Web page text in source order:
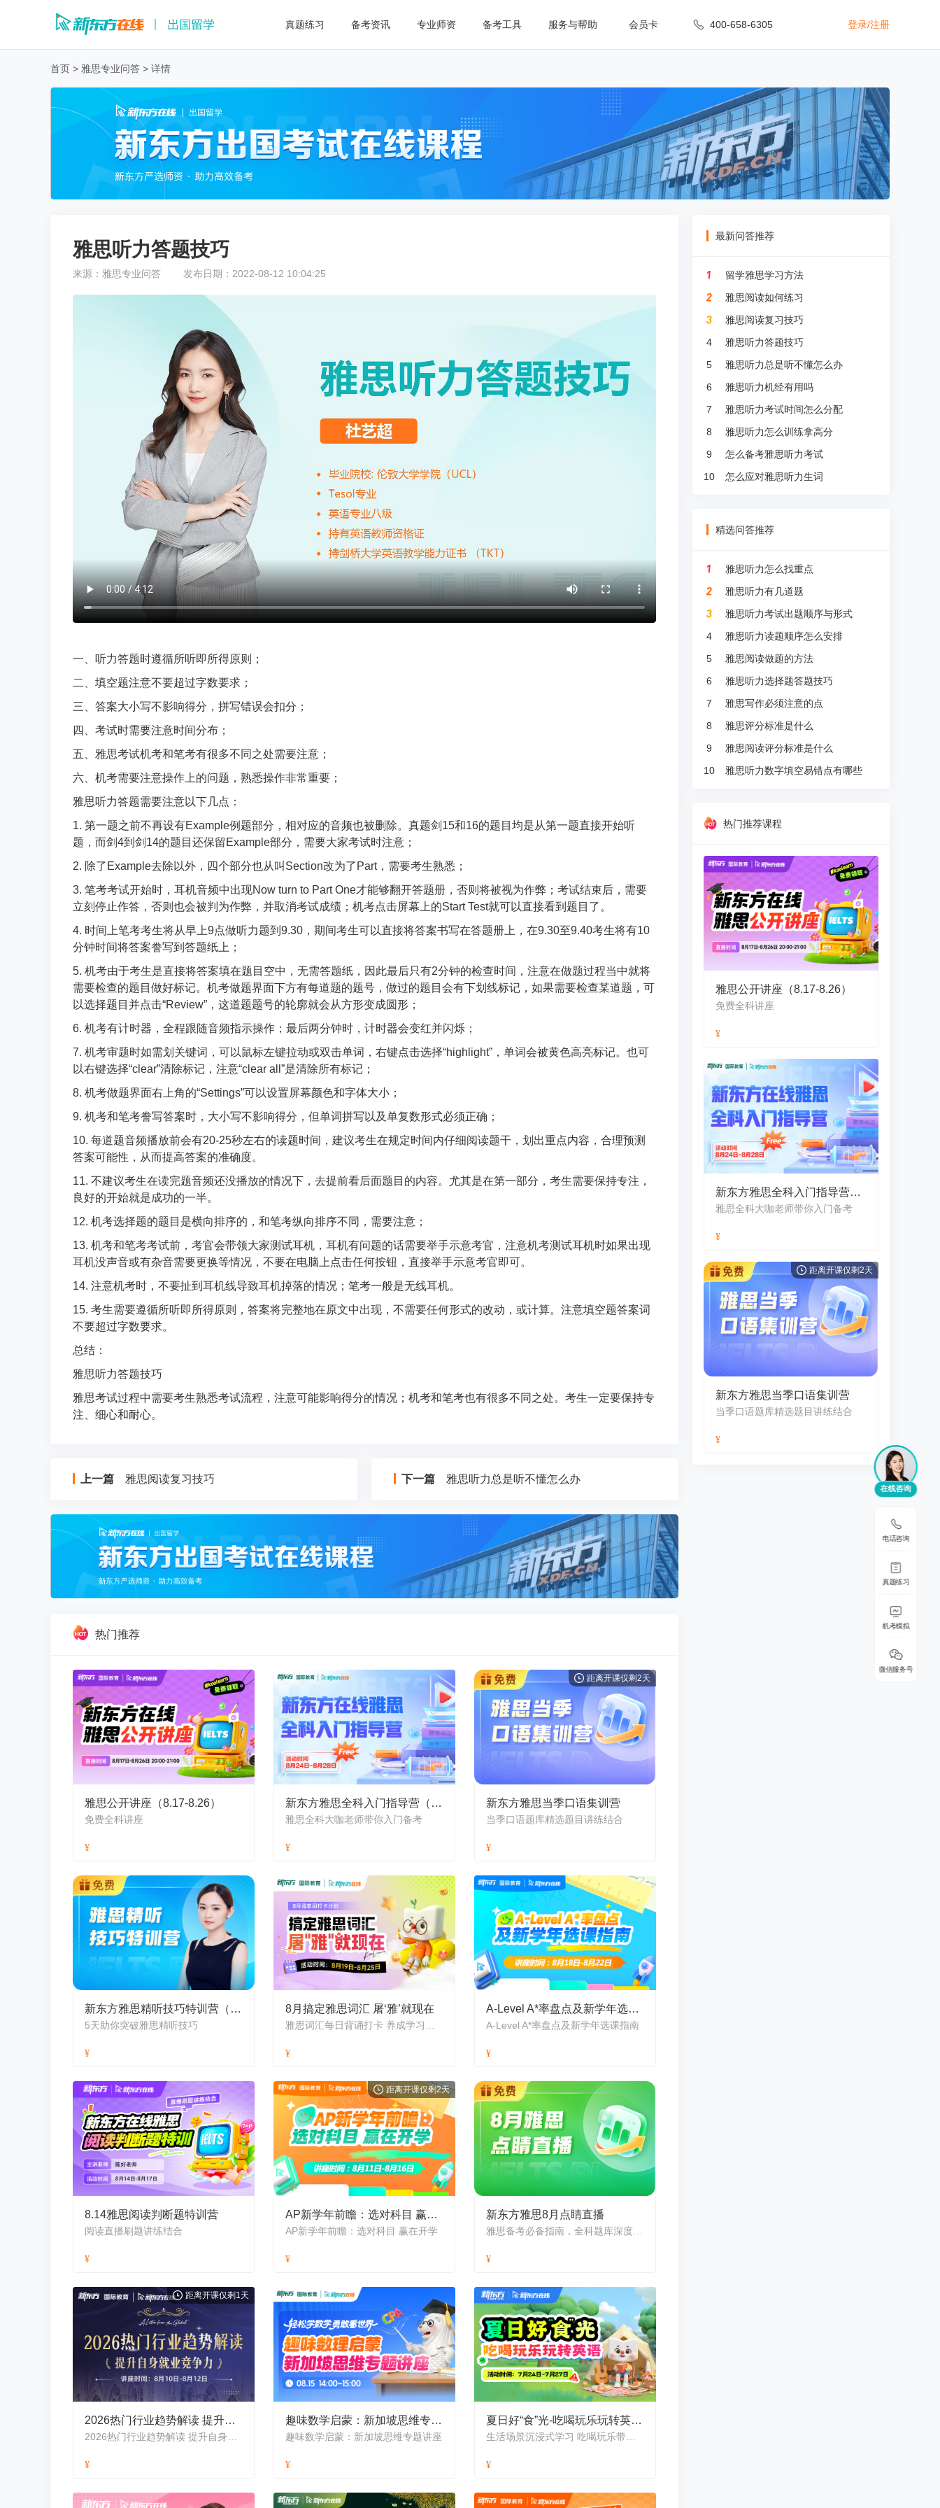
真题练习 备考资讯 专业师资 备考工具 服务与帮助 会员卡 400-658-6305 登录/注册
首页 > 雅思专业问答 > 详情
雅思听力答题技巧
来源： 雅思专业问答 发布日期： 2022-08-12 10:04:25
一、听力答题时遵循所听即所得原则；
二、填空题注意不要超过字数要求；
三、答案大小写不影响得分，拼写错误会扣分；
四、考试时需要注意时间分布；
五、雅思考试机考和笔考有很多不同之处需要注意；
六、机考需要注意操作上的问题，熟悉操作非常重要；
雅思听力答题需要注意以下几点：
1. 第一题之前不再设有Example例题部分，相对应的音频也被删除。真题剑15和16的题目均是从第一题直接开始听
题，而剑4到剑14的题目还保留Example部分，需要大家考试时注意；
2. 除了Example去除以外，四个部分也从叫Section改为了Part，需要考生熟悉；
3. 笔考考试开始时，耳机音频中出现Now turn to Part One才能够翻开答题册，否则将被视为作弊；考试结束后，需要
立刻停止作答，否则也会被判为作弊，并取消考试成绩；机考点击屏幕上的Start Test就可以直接看到题目了。
4. 时间上笔考考生将从早上9点做听力题到9.30，期间考生可以直接将答案书写在答题册上，在9.30至9.40考生将有10
分钟时间将答案誊写到答题纸上；
5. 机考由于考生是直接将答案填在题目空中，无需答题纸，因此最后只有2分钟的检查时间，注意在做题过程当中就将
需要检查的题目做好标记。机考做题界面下方有每道题的题号，做过的题目会有下划线标记，如果需要检查某道题，可
以选择题目并点击“Review”，这道题题号的轮廓就会从方形变成圆形；
6. 机考有计时器，全程跟随音频指示操作；最后两分钟时，计时器会变红并闪烁；
7. 机考审题时如需划关键词，可以鼠标左键拉动或双击单词，右键点击选择“highlight”，单词会被黄色高亮标记。也可
以右键选择“clear”清除标记，注意“clear all”是清除所有标记；
8. 机考做题界面右上角的“Settings”可以设置屏幕颜色和字体大小；
9. 机考和笔考誊写答案时，大小写不影响得分，但单词拼写以及单复数形式必须正确；
10. 每道题音频播放前会有20-25秒左右的读题时间，建议考生在规定时间内仔细阅读题干，划出重点内容，合理预测
答案可能性，从而提高答案的准确度。
11. 不建议考生在读完题音频还没播放的情况下，去提前看后面题目的内容。尤其是在第一部分，考生需要保持专注，
良好的开始就是成功的一半。
12. 机考选择题的题目是横向排序的，和笔考纵向排序不同，需要注意；
13. 机考和笔考考试前，考官会带领大家测试耳机，耳机有问题的话需要举手示意考官，注意机考测试耳机时如果出现
耳机没声音或有杂音需要更换等情况，不要在电脑上点击任何按钮，直接举手示意考官即可。
14. 注意机考时，不要扯到耳机线导致耳机掉落的情况；笔考一般是无线耳机。
15. 考生需要遵循所听即所得原则，答案将完整地在原文中出现，不需要任何形式的改动，或计算。注意填空题答案词
不要超过字数要求。
总结：
雅思听力答题技巧
雅思考试过程中需要考生熟悉考试流程，注意可能影响得分的情况；机考和笔考也有很多不同之处。考生一定要保持专
注、细心和耐心。
上一篇 雅思阅读复习技巧 下一篇 雅思听力总是听不懂怎么办
热门推荐
雅思公开讲座（8.17-8.26）
免费全科讲座
新东方雅思全科入门指导营（8月）
雅思全科大咖老师带你入门备考
距离开课仅剩2天
新东方雅思当季口语集训营
当季口语题库精选题目讲练结合
新东方雅思精听技巧特训营（8月）
5天助你突破雅思精听技巧
8月搞定雅思词汇 屠‘雅’就现在 A-Level A*率盘点及新学年选课指南
A-Level A*率盘点及新学年选课指南
8.14雅思阅读判断题特训营
阅读直播刷题讲练结合
距离开课仅剩2天
AP新学年前瞻：选对科目 赢在开学
AP新学年前瞻：选对科目 赢在开学
新东方雅思8月点睛直播
距离开课仅剩1天
2026热门行业趋势解读 提升自身就业竞争力 趣味数学启蒙：新加坡思维专题讲座
趣味数学启蒙：新加坡思维专题讲座
夏日好“食”光-吃喝玩乐玩转英语2026
最新问答推荐
留学雅思学习方法
雅思阅读如何练习
雅思阅读复习技巧
4
雅思听力答题技巧
5
雅思听力总是听不懂怎么办
6
雅思听力机经有用吗
7
雅思听力考试时间怎么分配
8
雅思听力怎么训练拿高分
9
怎么备考雅思听力考试
10
怎么应对雅思听力生词
精选问答推荐
雅思听力怎么找重点
雅思听力有几道题
雅思听力考试出题顺序与形式
4
雅思听力读题顺序怎么安排
5
雅思阅读做题的方法
6
雅思听力选择题答题技巧
7
雅思写作必须注意的点
8
雅思评分标准是什么
9
雅思阅读评分标准是什么
10
雅思听力数字填空易错点有哪些
热门推荐课程
雅思公开讲座（8.17-8.26）
免费全科讲座
新东方雅思全科入门指导营（8月）
雅思全科大咖老师带你入门备考
距离开课仅剩2天
新东方雅思当季口语集训营
当季口语题库精选题目讲练结合
在线咨询
电话咨询
真题练习
机考模拟
微信服务号